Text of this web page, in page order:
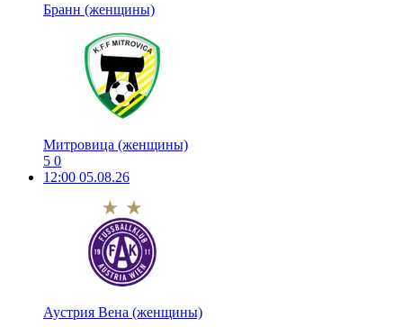
Бранн (женщины)
Митровица (женщины)
5 0
12:00 05.08.26
Аустрия Вена (женщины)